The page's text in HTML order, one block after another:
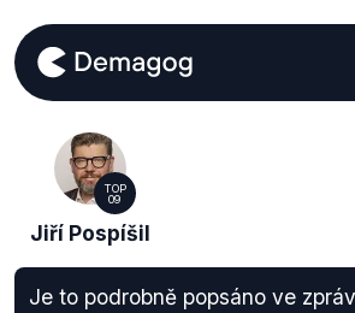
TOP
09
Jiří Pospíšil
Je to podrobně popsáno ve